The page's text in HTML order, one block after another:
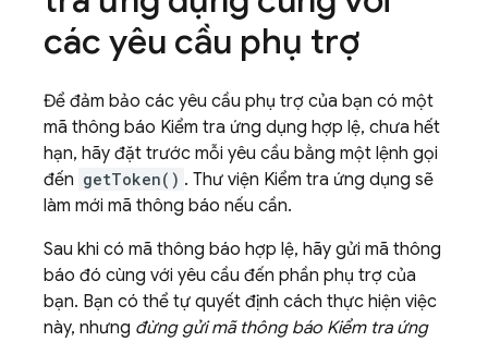
các yêu cầu phụ trợ
Để đảm bảo các yêu cầu phụ trợ của bạn có một
mã thông báo Kiểm tra ứng dụng hợp lệ, chưa hết
hạn, hãy đặt trước mỗi yêu cầu bằng một lệnh gọi
đến getToken() . Thư viện Kiểm tra ứng dụng sẽ
làm mới mã thông báo nếu cần.
Sau khi có mã thông báo hợp lệ, hãy gửi mã thông
báo đó cùng với yêu cầu đến phần phụ trợ của
bạn. Bạn có thể tự quyết định cách thực hiện việc
này, nhưng đừng gửi mã thông báo Kiểm tra ứng